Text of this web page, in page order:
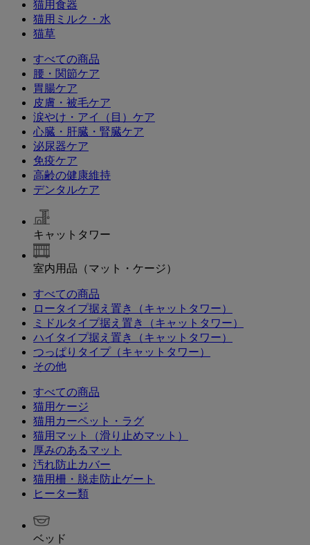
猫用食器
猫用ミルク・水
猫草
すべての商品
腰・関節ケア
胃腸ケア
皮膚・被毛ケア
涙やけ・アイ（目）ケア
心臓・肝臓・腎臓ケア
泌尿器ケア
免疫ケア
高齢の健康維持
デンタルケア
キャットタワー
室内用品（マット・ケージ）
すべての商品
ロータイプ据え置き（キャットタワー）
ミドルタイプ据え置き（キャットタワー）
ハイタイプ据え置き（キャットタワー）
つっぱりタイプ（キャットタワー）
その他
すべての商品
猫用ケージ
猫用カーペット・ラグ
猫用マット（滑り止めマット）
厚みのあるマット
汚れ防止カバー
猫用柵・脱走防止ゲート
ヒーター類
ベッド